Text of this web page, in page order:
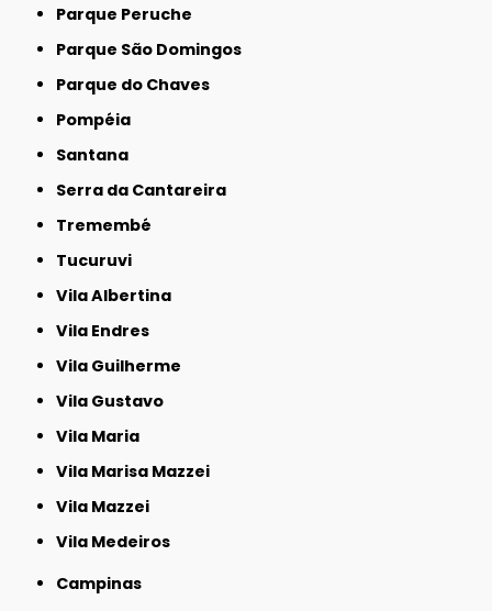
Parque Peruche
Parque São Domingos
Parque do Chaves
Pompéia
Santana
Serra da Cantareira
Tremembé
Tucuruvi
Vila Albertina
Vila Endres
Vila Guilherme
Vila Gustavo
Vila Maria
Vila Marisa Mazzei
Vila Mazzei
Vila Medeiros
Campinas